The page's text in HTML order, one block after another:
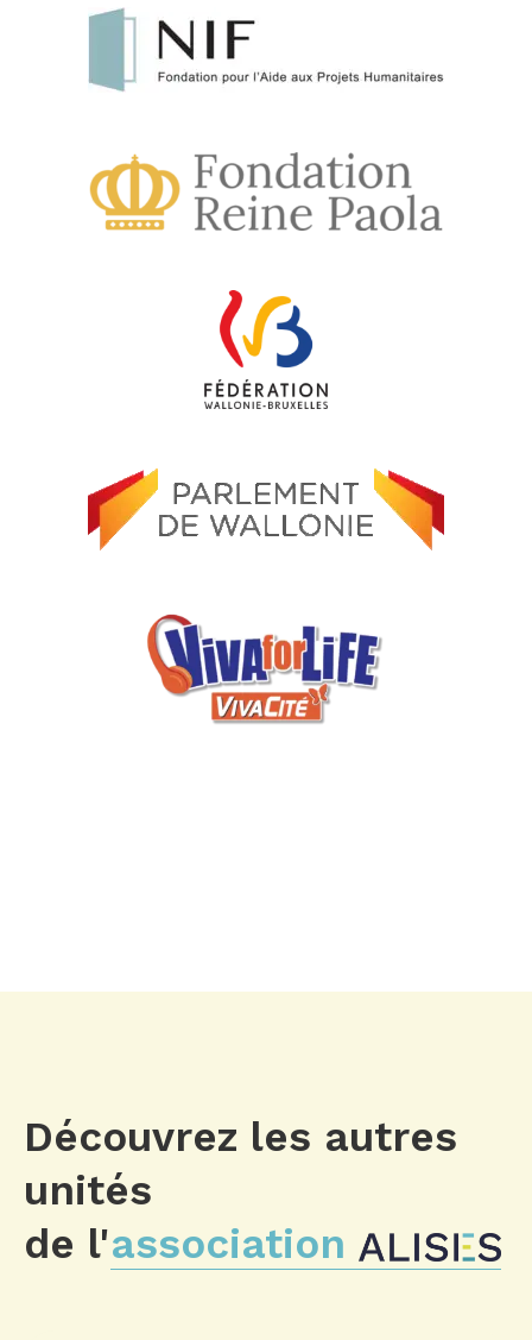
Découvrez les autres
unités
de l'association